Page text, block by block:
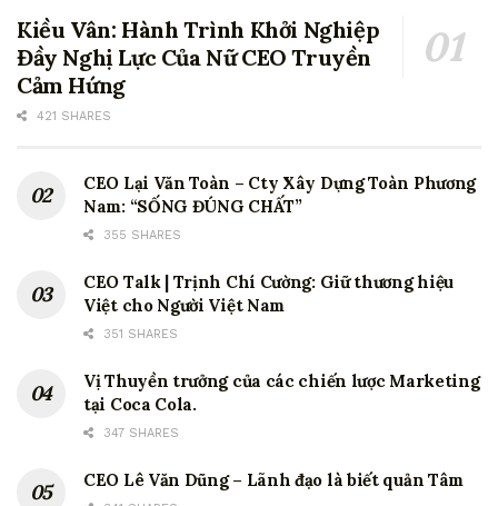
Kiều Vân: Hành Trình Khởi Nghiệp
Đầy Nghị Lực Của Nữ CEO Truyền
Cảm Hứng
421 SHARES
CEO Lại Văn Toàn – Cty Xây Dựng Toàn Phương
Nam: “SỐNG ĐÚNG CHẤT”
355 SHARES
CEO Talk | Trịnh Chí Cường: Giữ thương hiệu
Việt cho Người Việt Nam
351 SHARES
Vị Thuyền trưởng của các chiến lược Marketing
tại Coca Cola.
347 SHARES
CEO Lê Văn Dũng – Lãnh đạo là biết quản Tâm